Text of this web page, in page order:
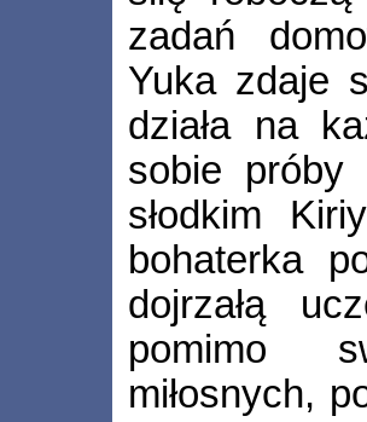
zadań
Yuka zdaje
działa na
sobie próby
słodkim
bohaterka
dojrzałą
pomimo
miłosnych,